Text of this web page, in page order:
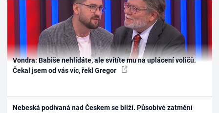
Vondra: Babiše nehlídáte, ale svítíte mu na uplácení voličů.
Čekal jsem od vás víc, řekl Gregor
Nebeská podívaná nad Českem se blíží. Působivé zatmění